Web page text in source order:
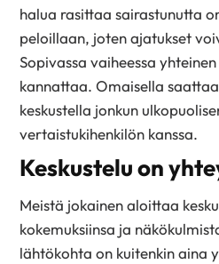
halua rasittaa sairastunutta
peloillaan, joten ajatukset
Sopivassa vaiheessa
kannattaa. Omaisella
keskustella jonkun
vertaistukihenkilön kanssa.
Keskustelu on
Meistä jokainen aloittaa
kokemuksiinsa ja
lähtökohta on kuitenkin aina